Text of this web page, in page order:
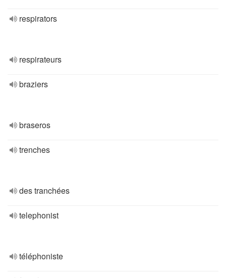
respirators
respirateurs
braziers
braseros
trenches
des tranchées
telephonist
téléphoniste